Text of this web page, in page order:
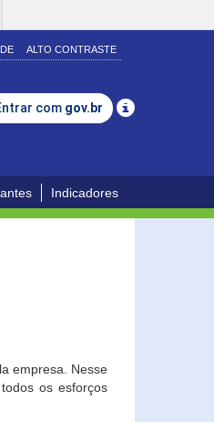
ALTO CONTRASTE
com gov.br
Indicadores
empresa. Nesse
os esforços